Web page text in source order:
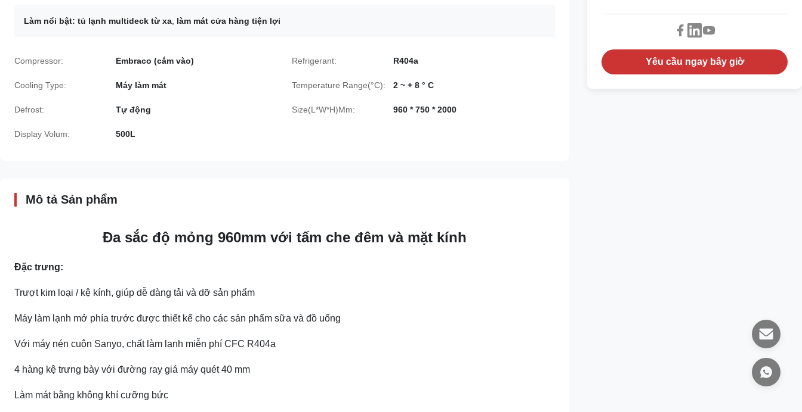
Làm nổi bật: tủ lạnh multideck từ xa, làm mát cửa hàng tiện lợi
Compressor: Embraco (cắm vào) Refrigerant: R404a
Cooling Type: Máy làm mát Temperature Range(°C): 2 ~ + 8 ° C
Defrost: Tự động Size(L*W*H)Mm: 960 * 750 * 2000
Display Volum: 500L
Mô tả Sản phẩm
Đa sắc độ mỏng 960mm với tấm che đêm và mặt kính
Đặc trưng:
Trượt kim loại / kệ kính, giúp dễ dàng tải và dỡ sản phẩm
Máy làm lạnh mở phía trước được thiết kế cho các sản phẩm sữa và đồ uống
Với máy nén cuộn Sanyo, chất làm lạnh miễn phí CFC R404a
4 hàng kệ trưng bày với đường ray giá máy quét 40 mm
Làm mát bằng không khí cưỡng bức
Yêu cầu ngay bây giờ